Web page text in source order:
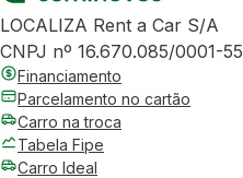
LOCALIZA Rent a Car S/A
CNPJ nº 16.670.085/0001-55
Financiamento
Parcelamento no cartão
Carro na troca
Tabela Fipe
Carro Ideal